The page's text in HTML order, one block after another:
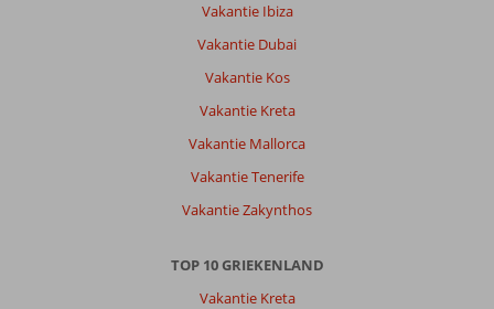
Vakantie Ibiza
Vakantie Dubai
Vakantie Kos
Vakantie Kreta
Vakantie Mallorca
Vakantie Tenerife
Vakantie Zakynthos
TOP 10 GRIEKENLAND
Vakantie Kreta